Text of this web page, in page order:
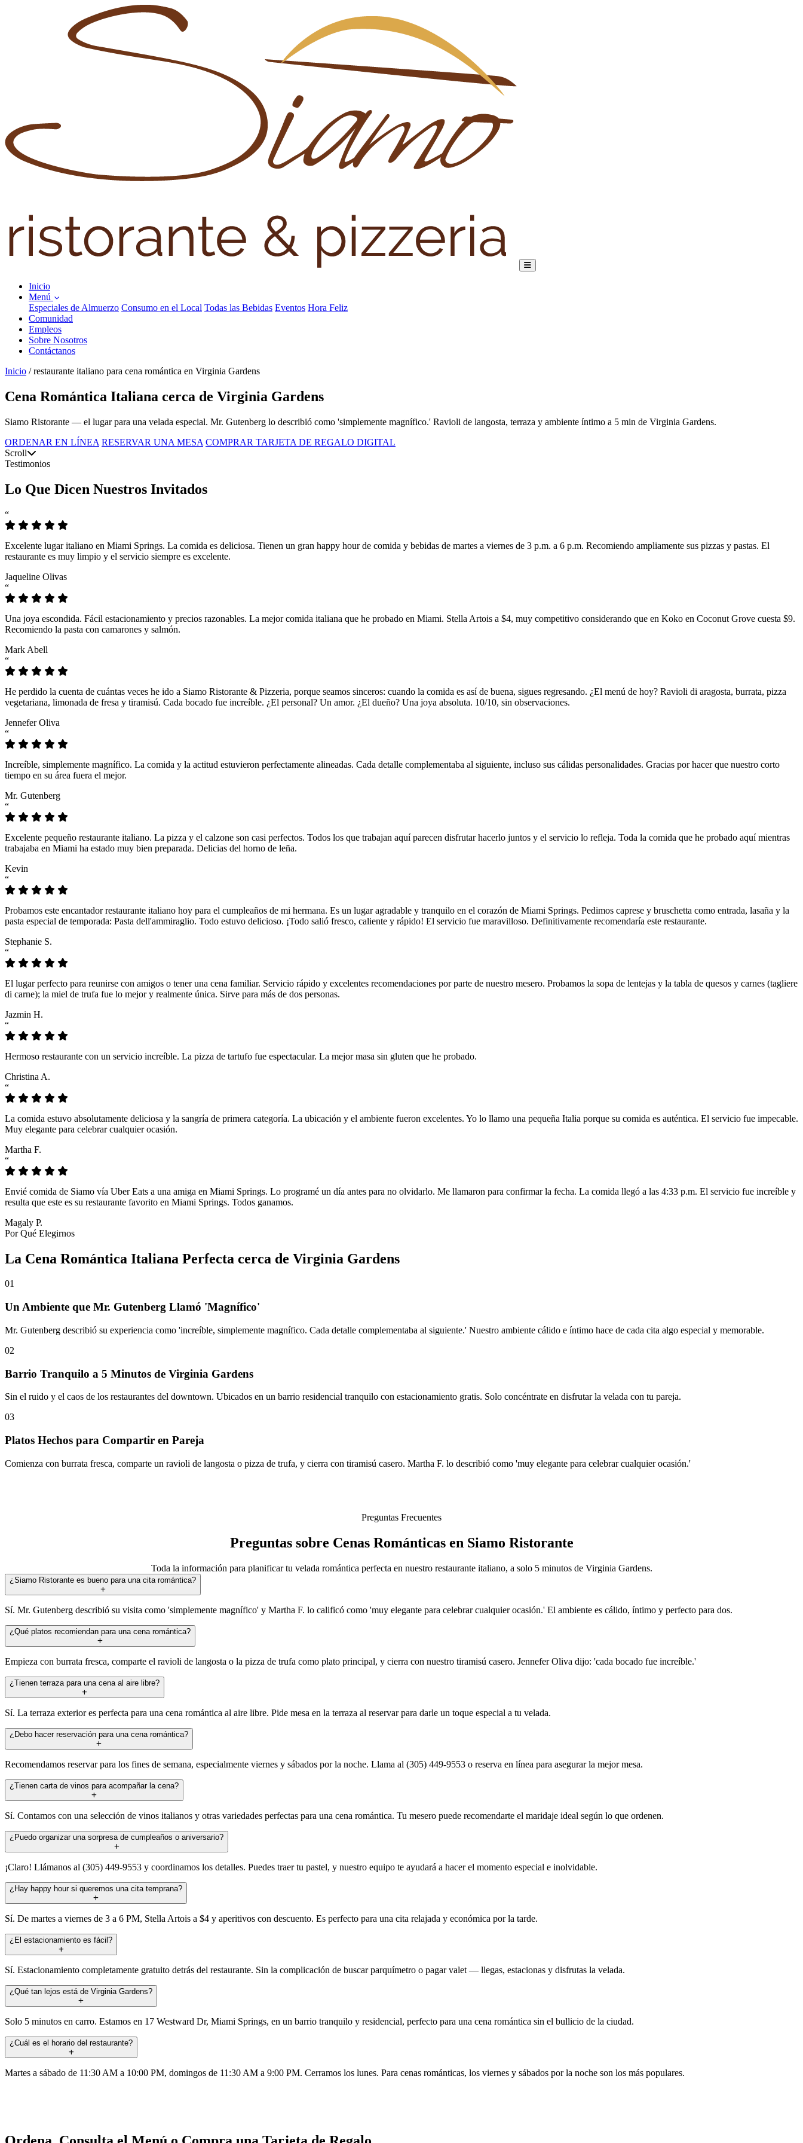
Inicio
Menú
Especiales de Almuerzo Consumo en el Local Todas las Bebidas Eventos Hora Feliz
Comunidad
Empleos
Sobre Nosotros
Contáctanos
Inicio / restaurante italiano para cena romántica en Virginia Gardens
Cena Romántica Italiana cerca de Virginia Gardens
Siamo Ristorante — el lugar para una velada especial. Mr. Gutenberg lo describió como 'simplemente magnífico.' Ravioli de langosta, terraza y ambiente íntimo a 5 min de Virginia Gardens.
ORDENAR EN LÍNEA RESERVAR UNA MESA COMPRAR TARJETA DE REGALO DIGITAL
Scroll
Testimonios
Lo Que Dicen Nuestros Invitados
“
Excelente lugar italiano en Miami Springs. La comida es deliciosa. Tienen un gran happy hour de comida y bebidas de martes a viernes de 3 p.m. a 6 p.m. Recomiendo ampliamente sus pizzas y pastas. El
restaurante es muy limpio y el servicio siempre es excelente.
Jaqueline Olivas
“
Una joya escondida. Fácil estacionamiento y precios razonables. La mejor comida italiana que he probado en Miami. Stella Artois a $4, muy competitivo considerando que en Koko en Coconut Grove cuesta $9.
Recomiendo la pasta con camarones y salmón.
Mark Abell
“
He perdido la cuenta de cuántas veces he ido a Siamo Ristorante & Pizzeria, porque seamos sinceros: cuando la comida es así de buena, sigues regresando. ¿El menú de hoy? Ravioli di aragosta, burrata, pizza
vegetariana, limonada de fresa y tiramisú. Cada bocado fue increíble. ¿El personal? Un amor. ¿El dueño? Una joya absoluta. 10/10, sin observaciones.
Jennefer Oliva
“
Increíble, simplemente magnífico. La comida y la actitud estuvieron perfectamente alineadas. Cada detalle complementaba al siguiente, incluso sus cálidas personalidades. Gracias por hacer que nuestro corto
tiempo en su área fuera el mejor.
Mr. Gutenberg
“
Excelente pequeño restaurante italiano. La pizza y el calzone son casi perfectos. Todos los que trabajan aquí parecen disfrutar hacerlo juntos y el servicio lo refleja. Toda la comida que he probado aquí mientras
trabajaba en Miami ha estado muy bien preparada. Delicias del horno de leña.
Kevin
“
Probamos este encantador restaurante italiano hoy para el cumpleaños de mi hermana. Es un lugar agradable y tranquilo en el corazón de Miami Springs. Pedimos caprese y bruschetta como entrada, lasaña y la
pasta especial de temporada: Pasta dell'ammiraglio. Todo estuvo delicioso. ¡Todo salió fresco, caliente y rápido! El servicio fue maravilloso. Definitivamente recomendaría este restaurante.
Stephanie S.
“
El lugar perfecto para reunirse con amigos o tener una cena familiar. Servicio rápido y excelentes recomendaciones por parte de nuestro mesero. Probamos la sopa de lentejas y la tabla de quesos y carnes (tagliere
di carne); la miel de trufa fue lo mejor y realmente única. Sirve para más de dos personas.
Jazmin H.
“
Hermoso restaurante con un servicio increíble. La pizza de tartufo fue espectacular. La mejor masa sin gluten que he probado.
Christina A.
“
La comida estuvo absolutamente deliciosa y la sangría de primera categoría. La ubicación y el ambiente fueron excelentes. Yo lo llamo una pequeña Italia porque su comida es auténtica. El servicio fue impecable.
Muy elegante para celebrar cualquier ocasión.
Martha F.
“
Envié comida de Siamo vía Uber Eats a una amiga en Miami Springs. Lo programé un día antes para no olvidarlo. Me llamaron para confirmar la fecha. La comida llegó a las 4:33 p.m. El servicio fue increíble y
resulta que este es su restaurante favorito en Miami Springs. Todos ganamos.
Magaly P.
Por Qué Elegirnos
La Cena Romántica Italiana Perfecta cerca de Virginia Gardens
01
Un Ambiente que Mr. Gutenberg Llamó 'Magnífico'
Mr. Gutenberg describió su experiencia como 'increíble, simplemente magnífico. Cada detalle complementaba al siguiente.' Nuestro ambiente cálido e íntimo hace de cada cita algo especial y memorable.
02
Barrio Tranquilo a 5 Minutos de Virginia Gardens
Sin el ruido y el caos de los restaurantes del downtown. Ubicados en un barrio residencial tranquilo con estacionamiento gratis. Solo concéntrate en disfrutar la velada con tu pareja.
03
Platos Hechos para Compartir en Pareja
Comienza con burrata fresca, comparte un ravioli de langosta o pizza de trufa, y cierra con tiramisú casero. Martha F. lo describió como 'muy elegante para celebrar cualquier ocasión.'
Preguntas Frecuentes
Preguntas sobre Cenas Románticas en Siamo Ristorante
Toda la información para planificar tu velada romántica perfecta en nuestro restaurante italiano, a solo 5 minutos de Virginia Gardens.
¿Siamo Ristorante es bueno para una cita romántica?
Sí. Mr. Gutenberg describió su visita como 'simplemente magnífico' y Martha F. lo calificó como 'muy elegante para celebrar cualquier ocasión.' El ambiente es cálido, íntimo y perfecto para dos.
¿Qué platos recomiendan para una cena romántica?
Empieza con burrata fresca, comparte el ravioli de langosta o la pizza de trufa como plato principal, y cierra con nuestro tiramisú casero. Jennefer Oliva dijo: 'cada bocado fue increíble.'
¿Tienen terraza para una cena al aire libre?
Sí. La terraza exterior es perfecta para una cena romántica al aire libre. Pide mesa en la terraza al reservar para darle un toque especial a tu velada.
¿Debo hacer reservación para una cena romántica?
Recomendamos reservar para los fines de semana, especialmente viernes y sábados por la noche. Llama al (305) 449-9553 o reserva en línea para asegurar la mejor mesa.
¿Tienen carta de vinos para acompañar la cena?
Sí. Contamos con una selección de vinos italianos y otras variedades perfectas para una cena romántica. Tu mesero puede recomendarte el maridaje ideal según lo que ordenen.
¿Puedo organizar una sorpresa de cumpleaños o aniversario?
¡Claro! Llámanos al (305) 449-9553 y coordinamos los detalles. Puedes traer tu pastel, y nuestro equipo te ayudará a hacer el momento especial e inolvidable.
¿Hay happy hour si queremos una cita temprana?
Sí. De martes a viernes de 3 a 6 PM, Stella Artois a $4 y aperitivos con descuento. Es perfecto para una cita relajada y económica por la tarde.
¿El estacionamiento es fácil?
Sí. Estacionamiento completamente gratuito detrás del restaurante. Sin la complicación de buscar parquímetro o pagar valet — llegas, estacionas y disfrutas la velada.
¿Qué tan lejos está de Virginia Gardens?
Solo 5 minutos en carro. Estamos en 17 Westward Dr, Miami Springs, en un barrio tranquilo y residencial, perfecto para una cena romántica sin el bullicio de la ciudad.
¿Cuál es el horario del restaurante?
Martes a sábado de 11:30 AM a 10:00 PM, domingos de 11:30 AM a 9:00 PM. Cerramos los lunes. Para cenas románticas, los viernes y sábados por la noche son los más populares.